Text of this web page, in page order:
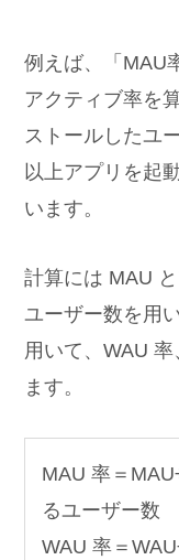
例えば、「MAU
アクティブ率を
ストールしたユ
以上アプリを起
います。
計算には MAU
ユーザー数を用
用いて、WAU
ます。
MAU 率＝
るユーザー数
WAU 率＝